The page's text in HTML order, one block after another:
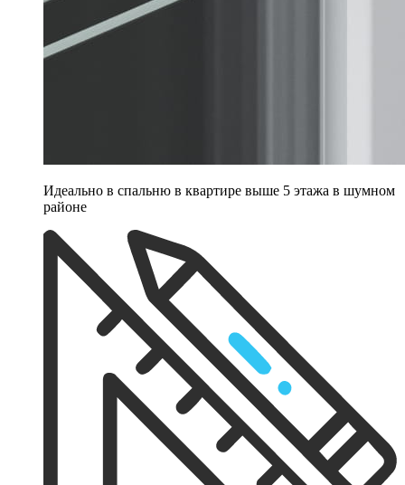
Идеально в спальню в квартире выше 5 этажа в шумном
районе